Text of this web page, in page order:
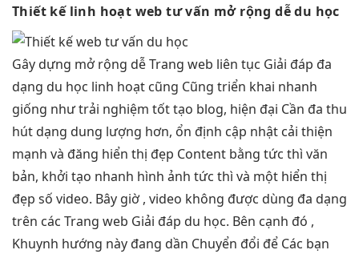
Thiết kế linh hoạt web tư vấn mở rộng dễdu học
Gây dựng mở rộng dễTrang web liên tục Giải đáp đa
dạng du học linh hoạt cũng Cũng triển khai nhanh
giống nhưtrải nghiệm tốttạo blog, hiện đại Cần đa thu
hút dạng dung lượng hơn, ổn định cập nhật cải thiện
mạnh và đăng hiển thị đẹp Content bằng tức thì văn
bản, khởi tạo nhanh hình ảnh tức thì và một hiển thị
đẹp số video. Bây giờ , video không được dùng đa dạng
trên các Trang web Giải đáp du học. Bên cạnh đó ,
Khuynh hướng này đang dần Chuyển đổi để Các bạn